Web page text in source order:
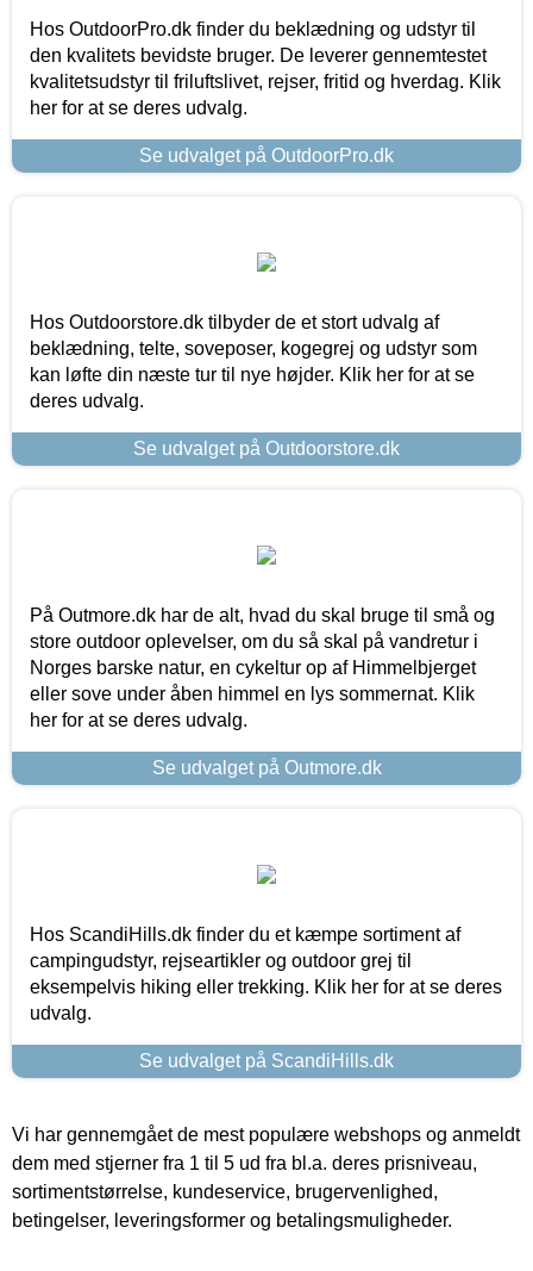
Hos OutdoorPro.dk finder du beklædning og udstyr til
den kvalitets bevidste bruger. De leverer gennemtestet
kvalitetsudstyr til friluftslivet, rejser, fritid og hverdag. Klik
her for at se deres udvalg.
Se udvalget på OutdoorPro.dk
Hos Outdoorstore.dk tilbyder de et stort udvalg af
beklædning, telte, soveposer, kogegrej og udstyr som
kan løfte din næste tur til nye højder. Klik her for at se
deres udvalg.
Se udvalget på Outdoorstore.dk
På Outmore.dk har de alt, hvad du skal bruge til små og
store outdoor oplevelser, om du så skal på vandretur i
Norges barske natur, en cykeltur op af Himmelbjerget
eller sove under åben himmel en lys sommernat. Klik
her for at se deres udvalg.
Se udvalget på Outmore.dk
Hos ScandiHills.dk finder du et kæmpe sortiment af
campingudstyr, rejseartikler og outdoor grej til
eksempelvis hiking eller trekking. Klik her for at se deres
udvalg.
Se udvalget på ScandiHills.dk
Vi har gennemgået de mest populære webshops og anmeldt
dem med stjerner fra 1 til 5 ud fra bl.a. deres prisniveau,
sortimentstørrelse, kundeservice, brugervenlighed,
betingelser, leveringsformer og betalingsmuligheder.